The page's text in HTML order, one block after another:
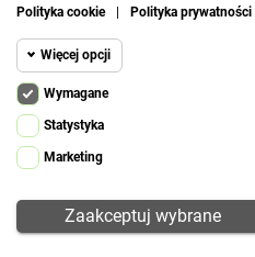
Polityka cookie
Polityka prywatności
Więcej opcji
Wymagane
Wymagane
Pliki cookie
i korzystania
pliki cookie
działania
Cookie
Cookie
Wymagane
Statystyka
Marketing
Zaakceptuj wybrane
Informacje
Kategorie
Twoje konto